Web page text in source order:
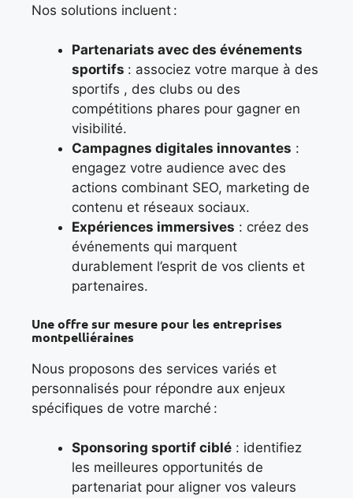
Nos solutions incluent :
Partenariats avec des événements
sportifs : associez votre marque à des
sportifs , des clubs ou des
compétitions phares pour gagner en
visibilité.
Campagnes digitales innovantes :
engagez votre audience avec des
actions combinant SEO, marketing de
contenu et réseaux sociaux.
Expériences immersives : créez des
événements qui marquent
durablement l’esprit de vos clients et
partenaires.
Une offre sur mesure pour les entreprises
montpelliéraines
Nous proposons des services variés et
personnalisés pour répondre aux enjeux
spécifiques de votre marché :
Sponsoring sportif ciblé : identifiez
les meilleures opportunités de
partenariat pour aligner vos valeurs